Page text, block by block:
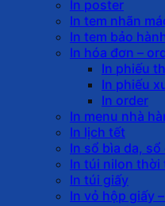
In poster
In tem nhãn
In tem bảo
In hóa đơn –
In phiếu
In phiếu
In order
In menu nhà
In lịch tết
In sổ bìa da,
In túi nilon thời
In túi giấy
In vỏ hộp giấy